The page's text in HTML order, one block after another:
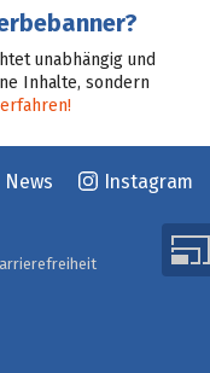
unabhängig und
Inhalte, sondern
News Instagram